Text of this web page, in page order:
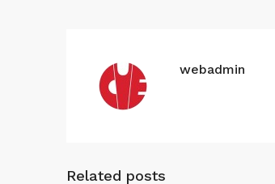
webadmin
Related posts